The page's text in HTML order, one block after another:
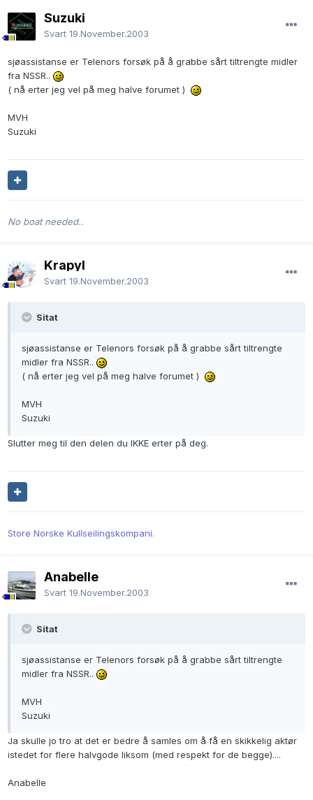
Suzuki
Svart 19.November.2003
sjøassistanse er Telenors forsøk på å grabbe sårt tiltrengte midler
fra NSSR..
( nå erter jeg vel på meg halve forumet )
MVH
Suzuki
No boat needed..
Krapyl
Svart 19.November.2003
Sitat
sjøassistanse er Telenors forsøk på å grabbe sårt tiltrengte
midler fra NSSR..
( nå erter jeg vel på meg halve forumet )
MVH
Suzuki
Slutter meg til den delen du IKKE erter på deg.
Store Norske Kullseilingskompani.
Anabelle
Svart 19.November.2003
Sitat
sjøassistanse er Telenors forsøk på å grabbe sårt tiltrengte
midler fra NSSR..
MVH
Suzuki
Ja skulle jo tro at det er bedre å samles om å få en skikkelig aktør
istedet for flere halvgode liksom (med respekt for de begge)....
Anabelle